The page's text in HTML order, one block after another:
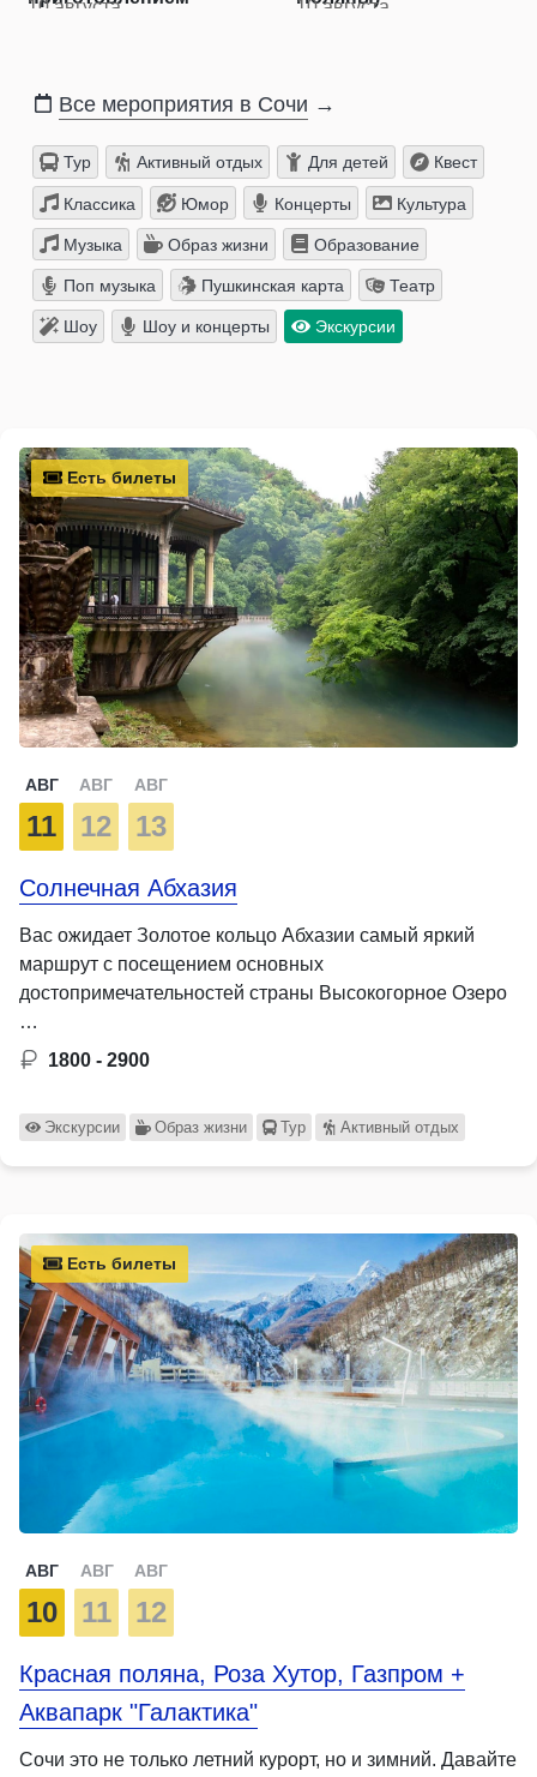
10 августа 10 августа
Все мероприятия в Сочи →
Тур Активный отдых Для детей Квест
Классика Юмор Концерты Культура
Музыка Образ жизни Образование
Поп музыка Пушкинская карта Театр
Шоу Шоу и концерты Экскурсии
Есть билеты
АВГ
11
АВГ
12
АВГ
13
Солнечная Абхазия
Вас ожидает Золотое кольцо Абхазии самый яркий
маршрут с посещением основных
достопримечательностей страны Высокогорное Озеро
…
1800 - 2900
Экскурсии Образ жизни Тур Активный отдых
Есть билеты
АВГ
10
АВГ
11
АВГ
12
Красная поляна, Роза Хутор, Газпром +
Аквапарк "Галактика"
Сочи это не только летний курорт, но и зимний. Давайте